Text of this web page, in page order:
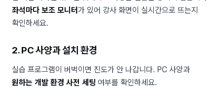
좌석마다 보조 모니터가 있어 강사 화면이 실시간으로 뜨는지
확인하세요.
2. PC 사양과 설치 환경
실습 프로그램이 버벅이면 진도가 안 나갑니다. PC 사양과
원하는 개발 환경 사전 세팅 여부를 확인하세요.